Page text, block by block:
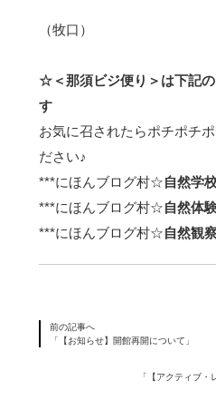
（牧口）
☆＜那須ビジ便り＞は下記
す
お気に召されたらポチポチ
ださい♪
***にほんブログ村☆自然学
***にほんブログ村☆自然体
***にほんブログ村☆自然観
前の記事へ
「【お知らせ】開館再開について」
「【アクティブ・